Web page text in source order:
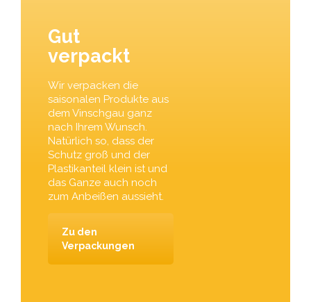
Gut
verpackt
Wir verpacken die
saisonalen Produkte aus
dem Vinschgau ganz
nach Ihrem Wunsch.
Natürlich so, dass der
Schutz groß und der
Plastikanteil klein ist und
das Ganze auch noch
zum Anbeißen aussieht.
Zu den
Verpackungen